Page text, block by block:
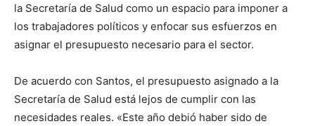
la Secretaría de Salud como un espacio para imponer a
los trabajadores políticos y enfocar sus esfuerzos en
asignar el presupuesto necesario para el sector.
De acuerdo con Santos, el presupuesto asignado a la
Secretaría de Salud está lejos de cumplir con las
necesidades reales. «Este año debió haber sido de